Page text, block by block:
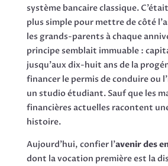
système bancaire classique.
plus simple pour mettre de côté
les grands-parents à chaque
principe semblait immuable :
jusqu’aux dix-huit ans de la
financer le permis de conduire ou
un studio étudiant. Sauf que les
financières actuelles racontent
histoire.
Aujourd’hui, confier l’avenir des
dont la vocation première est la